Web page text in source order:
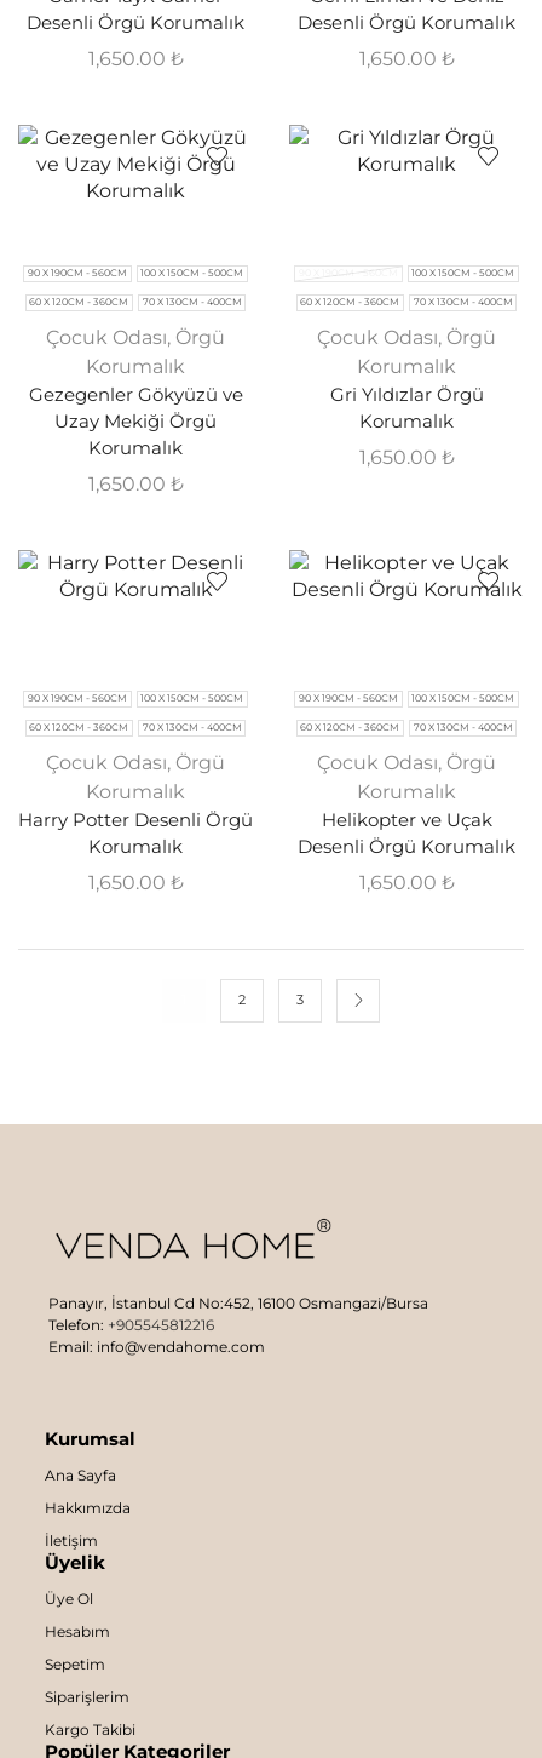
Desenli Örgü Korumalık
1,650.00 ₺
Desenli Örgü Korumalık
1,650.00 ₺
90 X 190CM - 560CM 100 X 150CM - 500CM
60 X 120CM - 360CM 70 X 130CM - 400CM
Çocuk Odası, Örgü
Korumalık
Gezegenler Gökyüzü ve
Uzay Mekiği Örgü
Korumalık
1,650.00 ₺
90 X 190CM - 560CM 100 X 150CM - 500CM
60 X 120CM - 360CM 70 X 130CM - 400CM
Çocuk Odası, Örgü
Korumalık
Gri Yıldızlar Örgü
Korumalık
1,650.00 ₺
90 X 190CM - 560CM 100 X 150CM - 500CM
60 X 120CM - 360CM 70 X 130CM - 400CM
Çocuk Odası, Örgü
Korumalık
Harry Potter Desenli Örgü
Korumalık
1,650.00 ₺
90 X 190CM - 560CM 100 X 150CM - 500CM
60 X 120CM - 360CM 70 X 130CM - 400CM
Çocuk Odası, Örgü
Korumalık
Helikopter ve Uçak
Desenli Örgü Korumalık
1,650.00 ₺
2 3
Panayır, İstanbul Cd No:452, 16100 Osmangazi/Bursa
Telefon: +905545812216
Email: info@vendahome.com
Kurumsal
Ana Sayfa
Hakkımızda
İletişim
Üyelik
Üye Ol
Hesabım
Sepetim
Siparişlerim
Kargo Takibi
Popüler Kategoriler